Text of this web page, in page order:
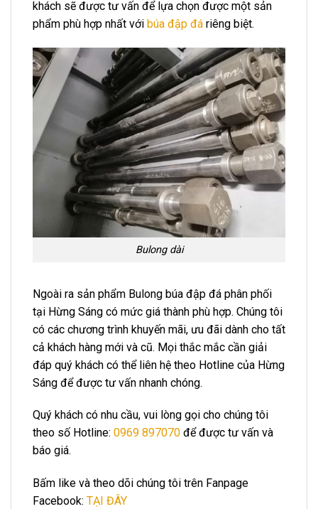
khách sẽ được tư vấn để lựa chọn được một sản
phẩm phù hợp nhất với búa đập đá riêng biệt.
Bulong dài
Ngoài ra sản phẩm Bulong búa đập đá phân phối
tại Hừng Sáng có mức giá thành phù hợp. Chúng tôi
có các chương trình khuyến mãi, ưu đãi dành cho tất
cả khách hàng mới và cũ. Mọi thắc mắc cần giải
đáp quý khách có thể liên hệ theo Hotline của Hừng
Sáng để được tư vấn nhanh chóng.
Quý khách có nhu cầu, vui lòng gọi cho chúng tôi
theo số Hotline: 0969 897070 để được tư vấn và
báo giá.
Bấm like và theo dõi chúng tôi trên Fanpage
Facebook: TẠI ĐÂY